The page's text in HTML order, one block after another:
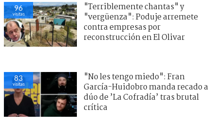
96
visitas
"Terriblemente chantas" y
"vergüenza": Poduje arremete
contra empresas por
reconstrucción en El Olivar
83
visitas
"No les tengo miedo": Fran
García-Huidobro manda recado a
dúo de ’La Cofradía’ tras brutal
crítica